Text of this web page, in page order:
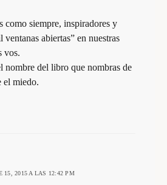
como siempre, inspiradores y
ventanas abiertas” en nuestras
vos.
nombre del libro que nombras de
el miedo.
15, 2015 A LAS 12:42 PM